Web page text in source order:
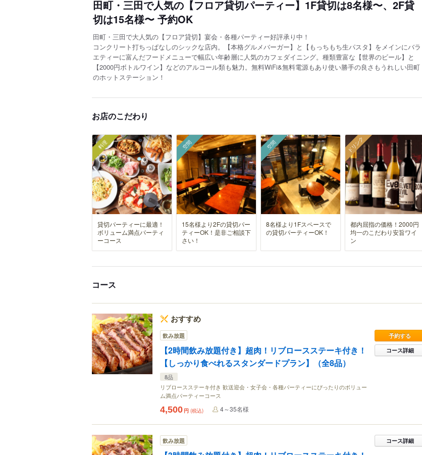
田町・三田で人気の【フロア貸切パーティー】1F貸切は8名様〜、2F貸
切は15名様〜 予約OK
田町・三田で大人気の【フロア貸切】宴会・各種パーティー好評承り中！
コンクリート打ちっぱなしのシックな店内。【本格グルメバーガー】と【もっちもち生パスタ】をメインにバラ
エティーに富んだフードメニューで幅広い年齢層に人気のカフェダイニング。種類豊富な【世界のビール】と
【2000円ボトルワイン】などのアルコール類も魅力。無料WiFi&無料電源もあり使い勝手の良さもうれしい田町
のホットステーション！
お店のこだわり
料理
貸切パーティーに最適！
ボリューム満点パーティ
ーコース
空間
15名様より2Fの貸切パー
ティーOK！是非ご相談下
さい！
空間
8名様より1Fスペースで
の貸切パーティーOK！
ドリンク
都内屈指の価格！2000円
均一のこだわり安旨ワイ
ン
コース
おすすめ
飲み放題
【2時間飲み放題付き】超肉！リブロースステーキ付き！
【しっかり食べれるスタンダードプラン】（全8品）
8品
リブロースステーキ付き 歓送迎会・女子会・各種パーティーにぴったりのボリュー
ム満点パーティーコース
予約する
コース詳細
4,500 円 (税込) 4～35名様
飲み放題 コース詳細